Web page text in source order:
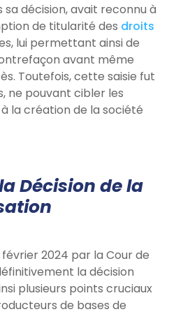
sa décision, avait reconnu à
de titularité des droits
lui permettant ainsi de
avant même
Toutefois, cette saisie fut
ne pouvant cibler les
la création de la société
Décision de la
2024 par la Cour de
la décision
plusieurs points cruciaux
de bases de